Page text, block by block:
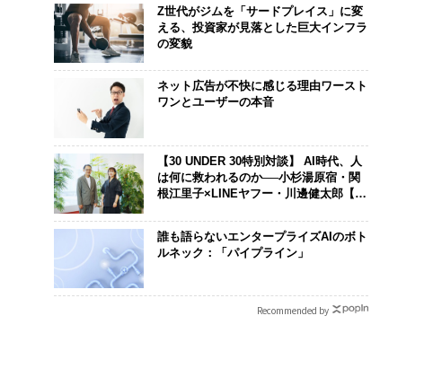
Z世代がジムを「サードプレイス」に変
える、投資家が見落とした巨大インフラ
の変貌
ネット広告が不快に感じる理由ワースト
ワンとユーザーの本音
【30 UNDER 30特別対談】 AI時代、人
は何に救われるのか──小杉湯原宿・関
根江里子×LINEヤフー・川邊健太郎【後
誰も語らないエンタープライズAIのボト
ルネック：「パイプライン」
Recommended by